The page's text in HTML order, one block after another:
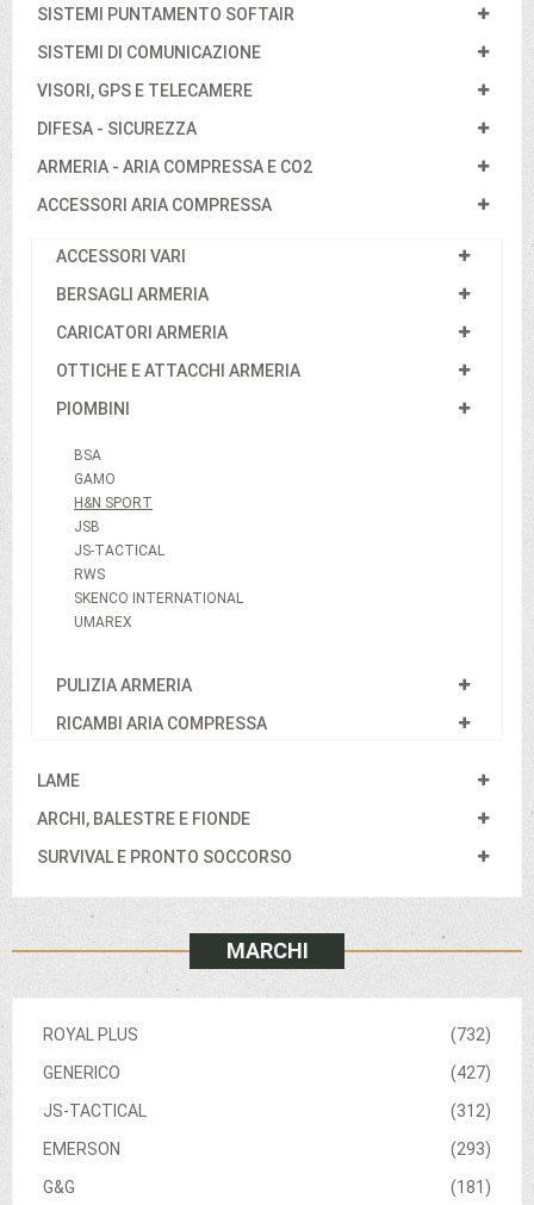
SISTEMI PUNTAMENTO SOFTAIR
SISTEMI DI COMUNICAZIONE
VISORI, GPS E TELECAMERE
DIFESA - SICUREZZA
ARMERIA - ARIA COMPRESSA E CO2
ACCESSORI ARIA COMPRESSA
ACCESSORI VARI
BERSAGLI ARMERIA
CARICATORI ARMERIA
OTTICHE E ATTACCHI ARMERIA
PIOMBINI
BSA
GAMO
H&N SPORT
JSB
JS-TACTICAL
RWS
SKENCO INTERNATIONAL
UMAREX
PULIZIA ARMERIA
RICAMBI ARIA COMPRESSA
LAME
ARCHI, BALESTRE E FIONDE
SURVIVAL E PRONTO SOCCORSO
MARCHI
(732)
ROYAL PLUS
(427)
GENERICO
(312)
JS-TACTICAL
(293)
EMERSON
(181)
G&G